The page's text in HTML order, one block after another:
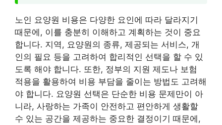
노인 요양원 비용은 다양한 요인에 따라 달라지기
때문에, 이를 충분히 이해하고 계획하는 것이 중요
합니다. 지역, 요양원의 종류, 제공되는 서비스, 개
인의 필요 등을 고려하여 합리적인 선택을 할 수 있
도록 해야 합니다. 또한, 정부의 지원 제도나 보험
적용을 활용하여 비용 부담을 줄이는 방법도 고려해
야 합니다. 요양원 선택은 단순한 비용 문제만이 아
니라, 사랑하는 가족이 안전하고 편안하게 생활할
수 있는 공간을 제공하는 중요한 결정이기 때문에,